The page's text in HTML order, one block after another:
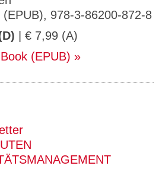
(EPUB), 978-3-86200-872-8
| € 7,99 (A)
(EPUB)